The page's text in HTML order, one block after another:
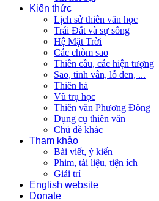
Kiến thức
Lịch sử thiên văn học
Trái Đất và sự sống
Hệ Mặt Trời
Các chòm sao
Thiên cầu, các hiện tượng
Sao, tinh vân, lỗ đen, ...
Thiên hà
Vũ trụ học
Thiên văn Phương Đông
Dụng cụ thiên văn
Chủ đề khác
Tham khảo
Bài viết, ý kiến
Phim, tài liệu, tiện ích
Giải trí
English website
Donate